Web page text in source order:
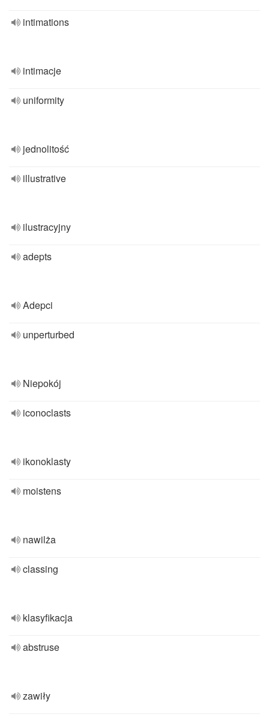
intimations
intimacje
uniformity
jednolitość
illustrative
ilustracyjny
adepts
Adepci
unperturbed
Niepokój
iconoclasts
ikonoklasty
moistens
nawilża
classing
klasyfikacja
abstruse
zawiły